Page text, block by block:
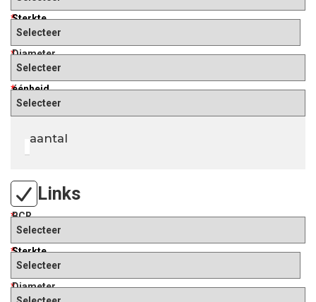
*Sterkte
*Diameter
*éénheid
aantal
Links
*BCR
*Sterkte
*Diameter